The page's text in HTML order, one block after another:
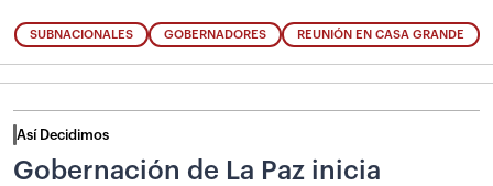
SUBNACIONALES GOBERNADORES REUNIÓN EN CASA GRANDE
Así Decidimos
Gobernación de La Paz inicia